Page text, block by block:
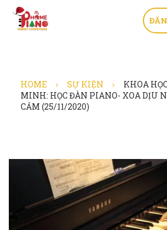
HOME SỰ KIỆN
KHOA
MINH: HỌC ĐÀN PIANO- XOA DỊU
CẢM (25/11/2020)